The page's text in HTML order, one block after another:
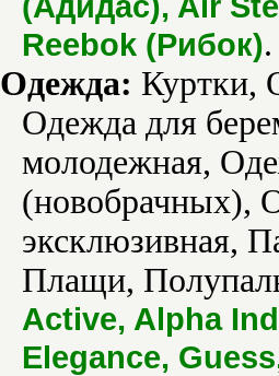
Reebok (Рибок).
Одежда: Куртки,
Одежда для
молодежная,
(новобрачных),
эксклюзивная,
Плащи,
Active, Alpha
Elegance,